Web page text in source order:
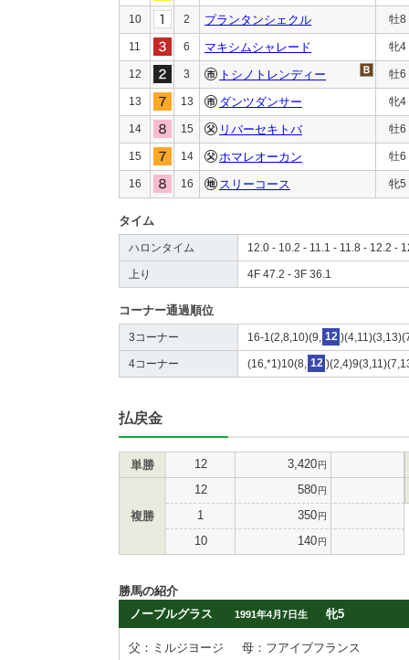
10 2 プランタンシェクル 牡8
11 6 マキシムシャレード 牝4
12 3 トシノトレンディー 牡6
13 13 ダンツダンサー 牝4
14 15 リバーセキトバ 牡6
15 14 ホマレオーカン 牡6
16 16 スリーコース 牝5
タイム
ハロンタイム 12.0 - 10.2 - 11.1 - 11.8 - 12.2 -
上り 4F 47.2 - 3F 36.1
コーナー通過順位
3コーナー 16-1(2,8,10)(9, 12
4コーナー (16,*1)10(8, 12
払戻金
単勝 12 3,420円
複勝
12 580円
1 350円
10 140円
勝馬の紹介
ノーブルグラス
1991年4月7日生 牝5
父：ミルジヨージ
母：フアイブフランス